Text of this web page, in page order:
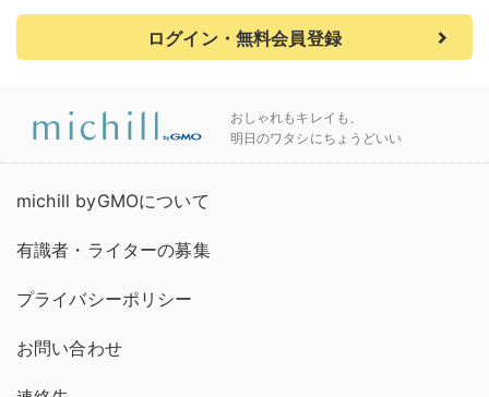
ログイン・無料会員登録
おしゃれもキレイも、
明日のワタシにちょうどいい
michill byGMOについて
有識者・ライターの募集
プライバシーポリシー
お問い合わせ